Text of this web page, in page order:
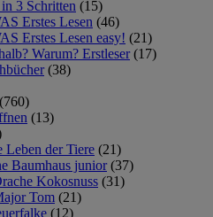
3 Schritten (15)
Erstes Lesen (46)
Erstes Lesen easy! (21)
Warum? Erstleser (17)
(38)
(760)
(13)
Leben der Tiere (21)
Baumhaus junior (37)
Kokosnuss (31)
Tom (21)
(12)